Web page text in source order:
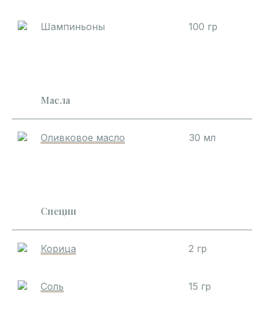
Шампиньоны 100 гр
Масла
Оливковое масло 30 мл
Специи
Корица 2 гр
Соль 15 гр